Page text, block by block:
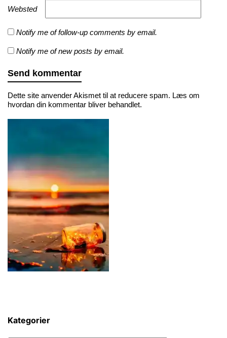
Websted
Notify me of follow-up comments by email.
Notify me of new posts by email.
Dette site anvender Akismet til at reducere spam. Læs om
hvordan din kommentar bliver behandlet.
Kategorier